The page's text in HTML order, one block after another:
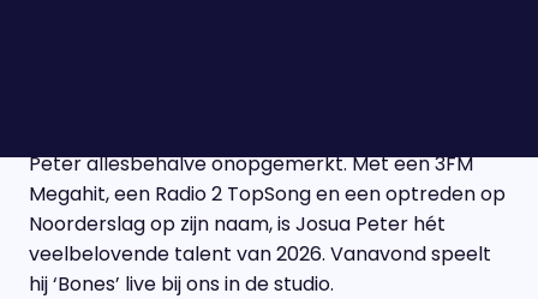
Peter allesbehalve onopgemerkt. Met een 3FM
Megahit, een Radio 2 TopSong en een optreden op
Noorderslag op zijn naam, is Josua Peter hét
veelbelovende talent van 2026. Vanavond speelt
hij ‘Bones’ live bij ons in de studio.